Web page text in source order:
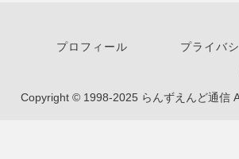
プロフィール
プライバ
Copyright © 1998-2025 らんずえんど通信